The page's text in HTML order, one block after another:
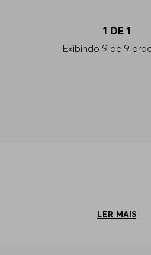
1 DE 1
Exibindo 9 de 9
LER